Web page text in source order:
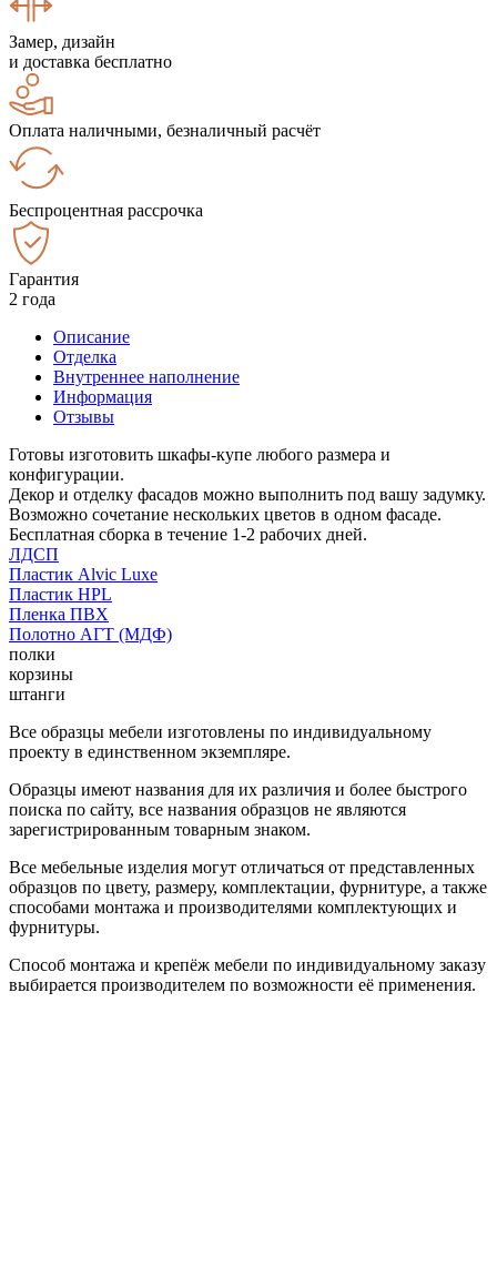
Замер, дизайн
и доставка бесплатно
Оплата наличными, безналичный расчёт
Беспроцентная рассрочка
Гарантия
2 года
Описание
Отделка
Внутреннее наполнение
Информация
Отзывы
Готовы изготовить шкафы-купе любого размера и
конфигурации.
Декор и отделку фасадов можно выполнить под вашу задумку.
Возможно сочетание нескольких цветов в одном фасаде.
Бесплатная сборка в течение 1-2 рабочих дней.
ЛДСП
Пластик Alvic Luxe
Пластик HPL
Пленка ПВХ
Полотно АГТ (МДФ)
полки
корзины
штанги
Все образцы мебели изготовлены по индивидуальному
проекту в единственном экземпляре.
Образцы имеют названия для их различия и более быстрого
поиска по сайту, все названия образцов не являются
зарегистрированным товарным знаком.
Все мебельные изделия могут отличаться от представленных
образцов по цвету, размеру, комплектации, фурнитуре, а также
способами монтажа и производителями комплектующих и
фурнитуры.
Способ монтажа и крепёж мебели по индивидуальному заказу
выбирается производителем по возможности её применения.